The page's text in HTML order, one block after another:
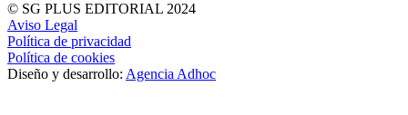
© SG PLUS EDITORIAL 2024
Aviso Legal
Política de privacidad
Política de cookies
Diseño y desarrollo: Agencia Adhoc